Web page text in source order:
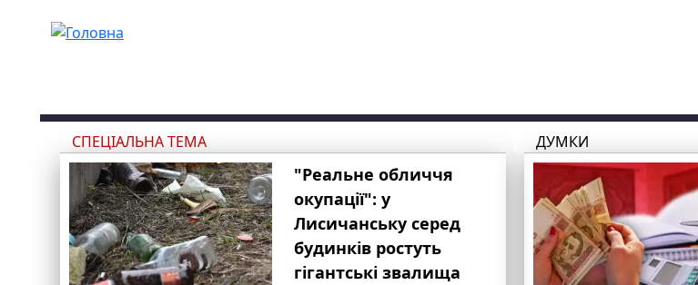
СПЕЦІАЛЬНА ТЕМА
"Реальне обличчя
окупації": у
Лисичанську серед
будинків ростуть
гігантські звалища
ДУМКИ